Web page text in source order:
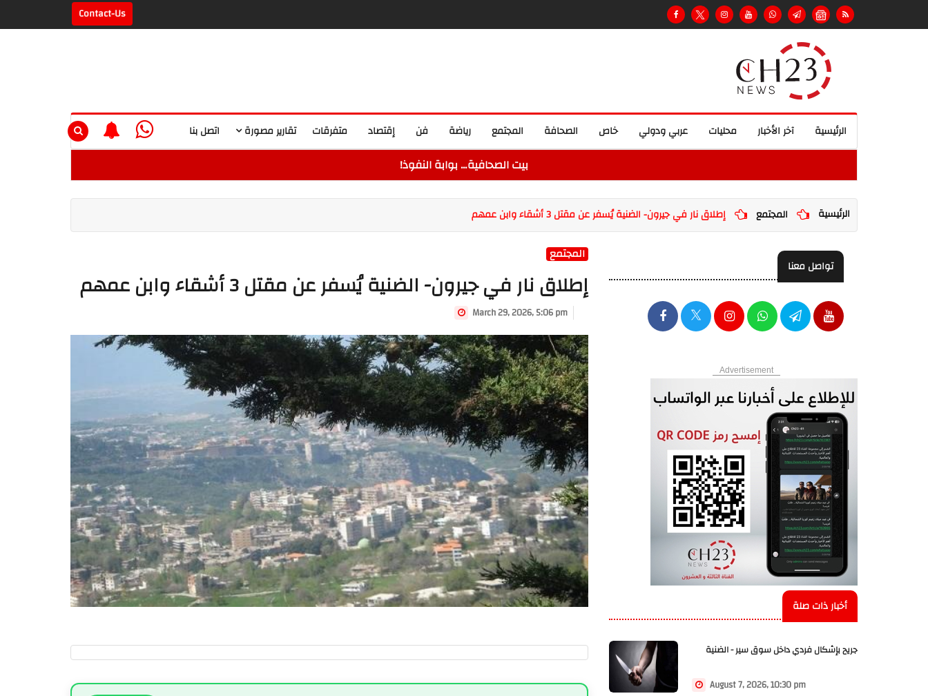
Contact-Us
اتصل بنا تقارير مصورة متفرقات إقتصاد فن رياضة المجتمع الصحافة خاص عربي ودولي محليات آخر الأخبار الرئيسية
بيت الصحافية… بوابة النفوذ!
الرئيسية المجتمع إطلاق نار في جيرون- الضنية يُسفر عن مقتل 3 أشقاء وابن عمهم
المجتمع
إطلاق نار في جيرون- الضنية يُسفر عن مقتل 3 أشقاء وابن عمهم
March 29, 2026, 5:06 pm
تواصل معنا
Advertisement
أخبار ذات صلة
جريح بإشكال فردي داخل سوق سير - الضنية
August 7, 2026, 10:30 pm